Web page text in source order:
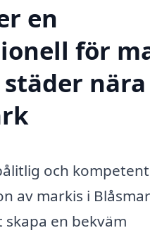
en
för
nära
och
av markis i
en bekväm